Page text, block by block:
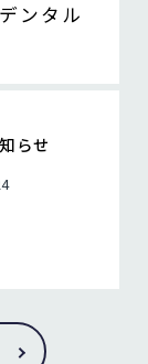
ンタル
らせ